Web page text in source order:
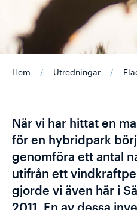
Hem / Utredningar /
När vi har hittat en
för en hybridpark
genomföra ett antal
utifrån ett
gjorde vi även här i